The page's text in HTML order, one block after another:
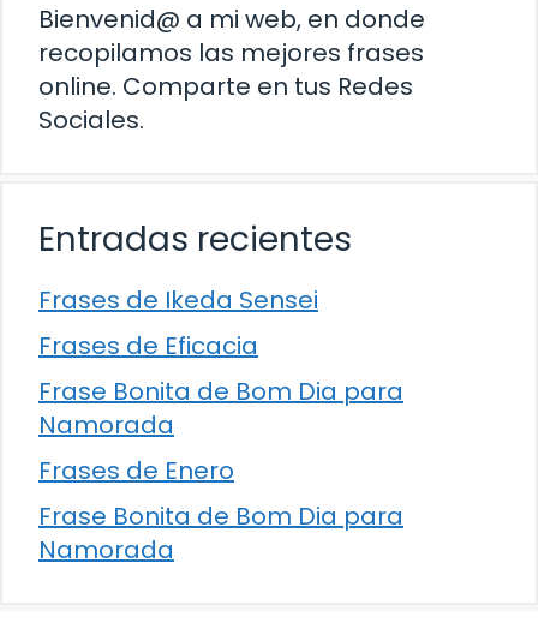
Bienvenid@ a mi web, en donde
recopilamos las mejores frases
online. Comparte en tus Redes
Sociales.
Entradas recientes
Frases de Ikeda Sensei
Frases de Eficacia
Frase Bonita de Bom Dia para
Namorada
Frases de Enero
Frase Bonita de Bom Dia para
Namorada